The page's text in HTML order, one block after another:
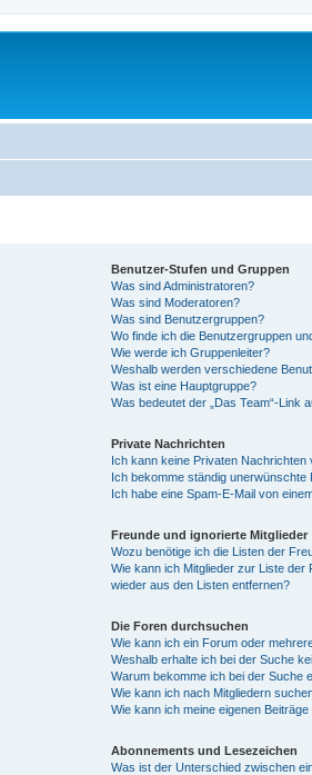
Benutzer-Stufen und Gruppen
Was sind Administratoren?
Was sind Moderatoren?
Was sind Benutzergruppen?
Wo finde ich die Benutzergruppen
Wie werde ich Gruppenleiter?
Weshalb werden verschiedene
Was ist eine Hauptgruppe?
Was bedeutet der „Das Team“-Link
Private Nachrichten
Ich kann keine Privaten Nachrichten
Ich bekomme ständig unerwünschte
Ich habe eine Spam-E-Mail von
Freunde und ignorierte Mitglieder
Wozu benötige ich die Listen der
Wie kann ich Mitglieder zur Liste
wieder aus den Listen entfernen?
Die Foren durchsuchen
Wie kann ich ein Forum oder
Weshalb erhalte ich bei der Suche
Warum bekomme ich bei der Suche
Wie kann ich nach Mitgliedern
Wie kann ich meine eigenen
Abonnements und Lesezeichen
Was ist der Unterschied zwischen